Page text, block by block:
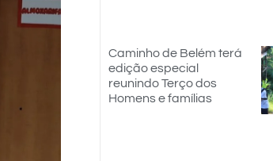
Caminho de Belém terá
edição especial
reunindo Terço dos
Homens e famílias